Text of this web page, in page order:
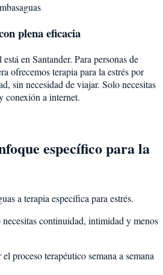
plena eficacia
en Santander. Para personas de
ofrecemos terapia para la estréspor
sin necesidad de viajar. Solo necesitas
conexión a internet.
específico para la
a terapia específica para estrés.
continuidad, intimidad y menos
proceso terapéutico semana a semana